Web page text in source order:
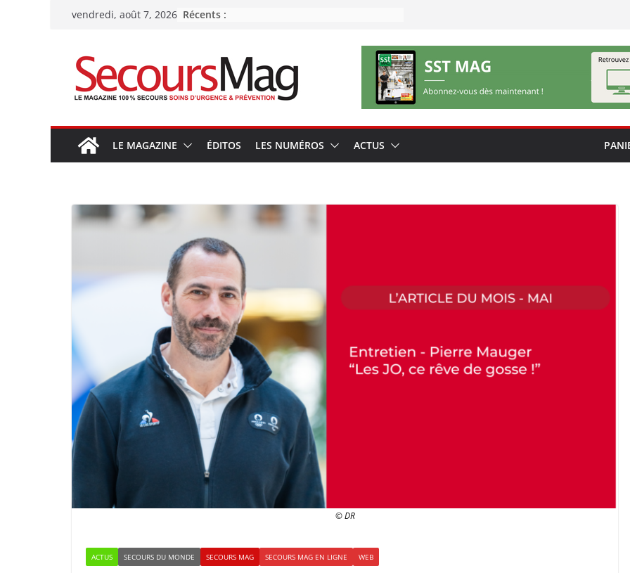
Passervendredi, août 7, 2026 Récents :
LE MAGAZINE ÉDITOS LES NUMÉROS ACTUS
© DR
ACTUS SECOURS DU MONDE SECOURS MAG SECOURS MAG EN LIGNE WEB